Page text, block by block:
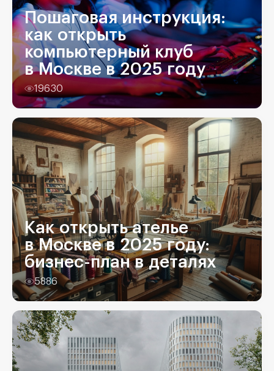
Пошаговая инструкция:
как открыть
компьютерный клуб
в Москве в 2025 году
19630
Как открыть ателье
в Москве в 2025 году:
бизнес-план в деталях
5886